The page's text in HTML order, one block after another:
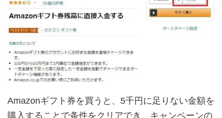
Amazonギフト券を買うと、5千円に足りない金額を
購入することで条件をクリアでき、キャンペーンの